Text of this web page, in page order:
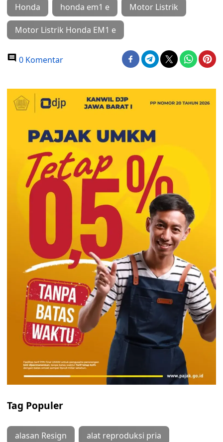
Honda honda em1 e Motor Listrik
Motor Listrik Honda EM1 e
0 Komentar
Tag Populer
alasan Resign alat reproduksi pria